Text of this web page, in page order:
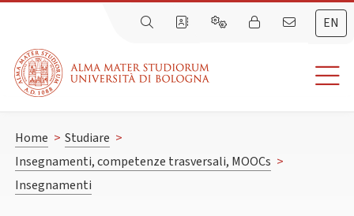
EN
Home > Studiare >
Insegnamenti, competenze trasversali, MOOCs >
Insegnamenti